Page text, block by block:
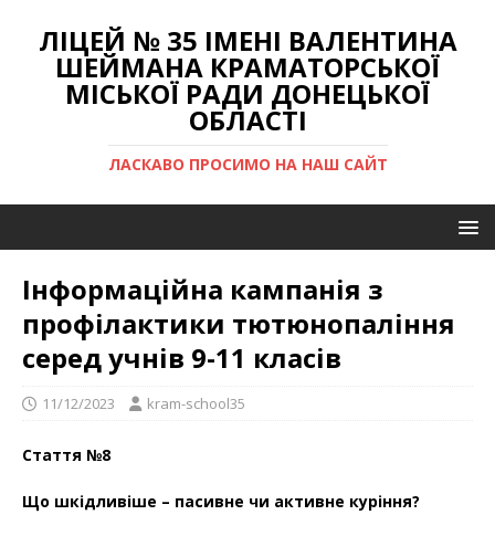
ЛІЦЕЙ № 35 ІМЕНІ ВАЛЕНТИНА
ШЕЙМАНА КРАМАТОРСЬКОЇ
МІСЬКОЇ РАДИ ДОНЕЦЬКОЇ
ОБЛАСТІ
ЛАСКАВО ПРОСИМО НА НАШ САЙТ
Інформаційна кампанія з
профілактики тютюнопаління
серед учнів 9-11 класів
11/12/2023 kram-school35
Стаття №8
Що шкідливіше – пасивне чи активне куріння?